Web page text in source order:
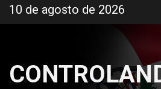
al
10 de agosto de 2026